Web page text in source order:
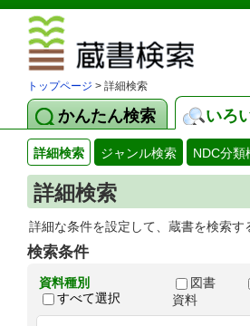
トップページ > 詳細検索
かんたん検索 いろ
詳細検索 ジャンル検索 NDC分類
詳細検索
詳細な条件を設定して、蔵書を検索す
検索条件
資料種別
すべて選択
図書
資料